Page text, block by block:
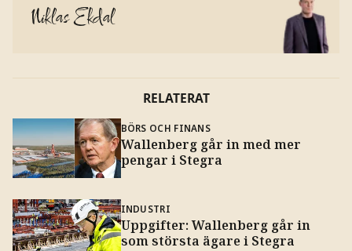
Niklas Ekdal
RELATERAT
BÖRS OCH FINANS
Wallenberg går in med mer
pengar i Stegra
INDUSTRI
Uppgifter: Wallenberg går in
som största ägare i Stegra